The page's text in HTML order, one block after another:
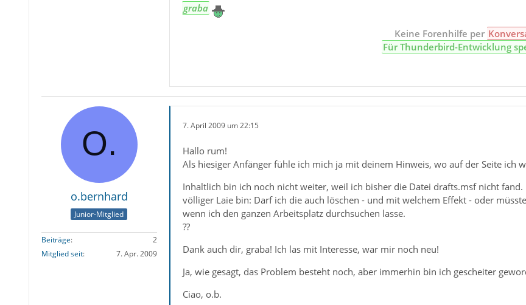
graba
Keine Forenhilfe per
Für Thunderbird-Entwicklung
o.bernhard
Junior-Mitglied
Beiträge
2
Mitglied seit
7. Apr. 2009
7. April 2009 um 22:15
Hallo rum!
Als hiesiger Anfänger fühle ich mich ja mit deinem Hinweis, wo auf der Seite ich
Inhaltlich bin ich noch nicht weiter, weil ich bisher die Datei drafts.msf nicht
völliger Laie bin: Darf ich die auch löschen - und mit welchem Effekt - oder
wenn ich den ganzen Arbeitsplatz durchsuchen lasse.
??
Dank auch dir, graba! Ich las mit Interesse, war mir noch neu!
Ja, wie gesagt, das Problem besteht noch, aber immerhin bin ich gescheiter
Ciao, o.b.